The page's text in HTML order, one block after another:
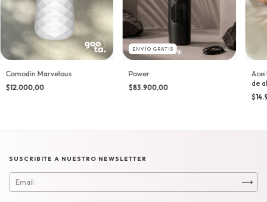
Comodín Marvelous
$12.000,00
ENVÍO GRATIS
Power
$83.900,00
de
SUSCRIBITE A NUESTRO NEWSLETTER